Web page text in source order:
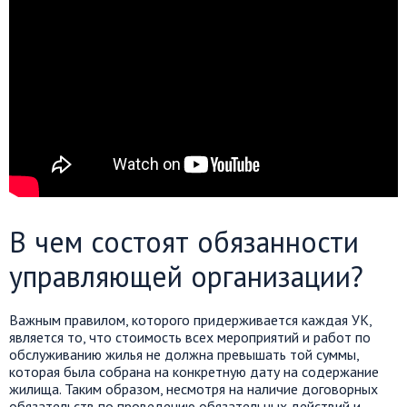
В чем состоят обязанности
управляющей организации?
Важным правилом, которого придерживается каждая УК,
является то, что стоимость всех мероприятий и работ по
обслуживанию жилья не должна превышать той суммы,
которая была собрана на конкретную дату на содержание
жилища. Таким образом, несмотря на наличие договорных